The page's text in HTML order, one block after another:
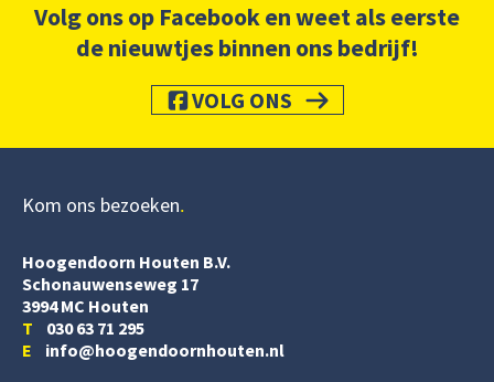
Volg ons op Facebook en weet als eerste
de nieuwtjes binnen ons bedrijf!
VOLG ONS
Kom ons bezoeken
Hoogendoorn Houten B.V.
Schonauwenseweg 17
3994 MC Houten
T 030 63 71 295
E info@hoogendoornhouten.nl